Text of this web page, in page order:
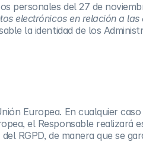
personales del 27 de
electrónicos en relación a
la identidad de los
Europea. En cualquier
el Responsable realizará
RGPD, de manera que se